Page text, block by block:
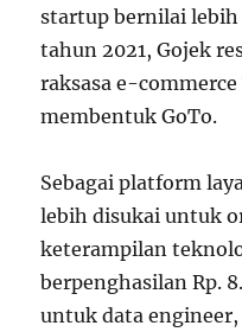
startup bernilai lebih
tahun 2021, Gojek
raksasa e-
membentuk GoTo.
Sebagai platform
lebih disukai untuk
keterampilan
berpenghasilan Rp.
untuk data engineer,